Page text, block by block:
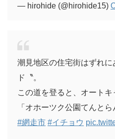
— hirohide (@hirohide15)
潮見地区の住宅街はずれ
ド〝。
この道を登ると、オート
「オホーツク公園てんとら
#網走市 #イチョウ